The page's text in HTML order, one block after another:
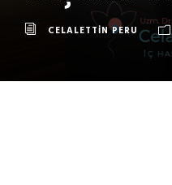
CELALETTIN PERU